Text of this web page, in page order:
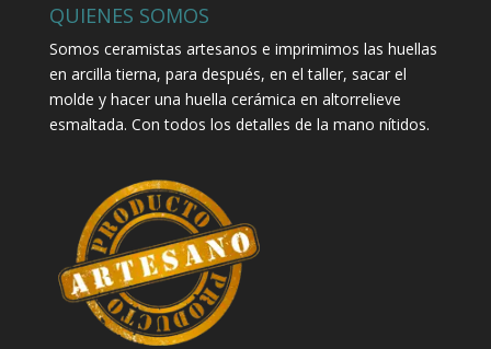
QUIENES SOMOS
Somos ceramistas artesanos e imprimimos las huellas
en arcilla tierna, para después, en el taller, sacar el
molde y hacer una huella cerámica en altorrelieve
esmaltada. Con todos los detalles de la mano nítidos.